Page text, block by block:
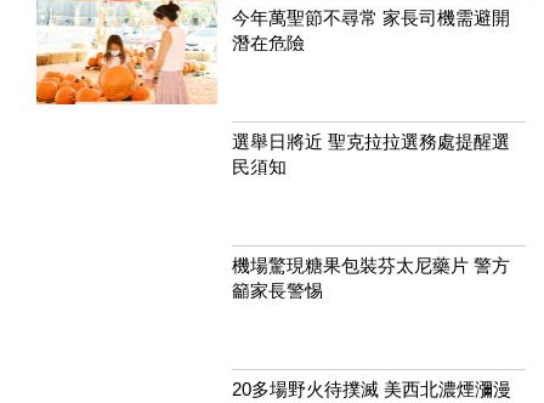
今年萬聖節不尋常 家長司機需避開
潛在危險
選舉日將近 聖克拉拉選務處提醒選
民須知
機場驚現糖果包裝芬太尼藥片 警方
籲家長警惕
20多場野火待撲滅 美西北濃煙瀰漫